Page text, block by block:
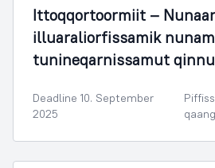
Ittoqqortoormiit –
illuaraliorfissamik
tunineqarnissamut
Deadline 10. September
2025